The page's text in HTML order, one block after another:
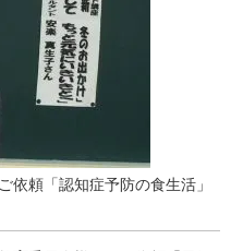
依頼「認知症予防の食生活」